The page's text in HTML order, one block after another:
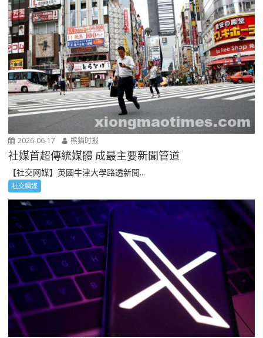
2026-06-17 熊猫时报
社媒首超傳統媒體 成最主要新聞管道
【社交网媒】英國牛津大學路透新聞...
社交網媒